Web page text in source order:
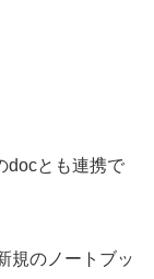
docとも連携で
規のノートブッ